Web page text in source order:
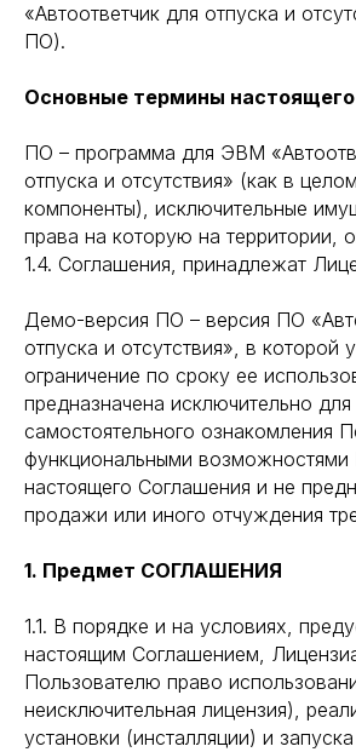
«Автоответчик для отпуска и
ПО).
Основные термины
ПО – программа для ЭВМ
отпуска и отсутствия» (как в
компоненты), исключительные
права на которую на территории,
1.4. Соглашения, принадлежат
Демо-версия ПО – версия ПО
отпуска и отсутствия», в которой
ограничение по сроку ее
предназначена исключительно для
самостоятельного ознакомления
функциональными
настоящего Соглашения и не
продажи или иного отчуждения
1. Предмет СОГЛАШЕНИЯ
1.1. В порядке и на условиях,
настоящим Соглашением,
Пользователю право
неисключительная лицензия),
установки (инсталляции) и